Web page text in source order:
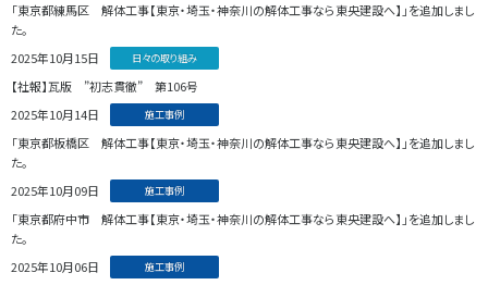
「東京都練馬区 解体工事【東京・埼玉・神奈川の解体工事なら東央建設へ】」を追加しまし
た。
2025年10月15日
日々の取り組み
【社報】瓦版 ”初志貫徹” 第106号
2025年10月14日
施工事例
「東京都板橋区 解体工事【東京・埼玉・神奈川の解体工事なら東央建設へ】」を追加しまし
た。
2025年10月09日
施工事例
「東京都府中市 解体工事【東京・埼玉・神奈川の解体工事なら東央建設へ】」を追加しまし
た。
2025年10月06日
施工事例